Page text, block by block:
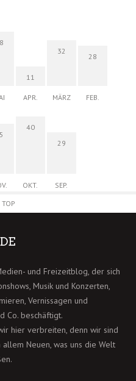
11
APR.
32
MÄRZ
28
FEB.
40
OKT.
29
SEP.
TOP
und Freizeitblog, der sich
Musik und Konzerten,
Vernissagen und
Co. beschäftigt.
hier verbreiten, denn wir sind
Neuen, was uns die Welt